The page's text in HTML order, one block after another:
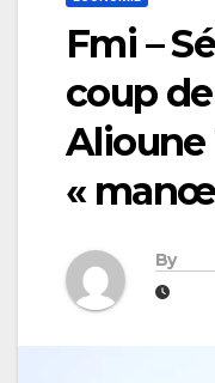
Fmi –
coup
Alioune
«
By